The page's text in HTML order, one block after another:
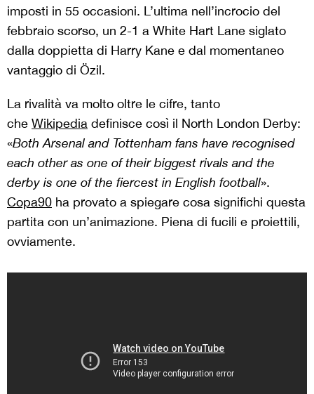
imposti in 55 occasioni. L’ultima nell’incrocio del
febbraio scorso, un 2-1 a White Hart Lane siglato
dalla doppietta di Harry Kane e dal momentaneo
vantaggio di Özil.
La rivalità va molto oltre le cifre, tanto
che Wikipedia definisce così il North London Derby:
«Both Arsenal and Tottenham fans have recognised
each other as one of their biggest rivals and the
derby is one of the fiercest in English football».
Copa90 ha provato a spiegare cosa significhi questa
partita con un’animazione. Piena di fucili e proiettili,
ovviamente.